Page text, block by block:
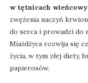
w tętnicach
zwężenia naczyń
do serca i prowadzi do
Miażdżyca rozwija się
życia, w tym złej diety,
papierosów.